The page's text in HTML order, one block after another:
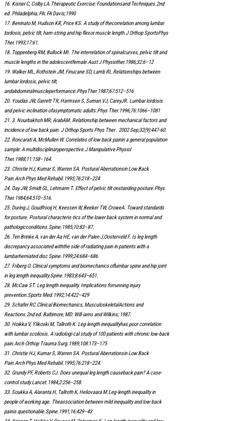
16. Kisner C, Colby LA.Therapeutic Exercise: Foundationsand Techniques.2nd
ed. Philadelphia, PA: FA Davis;1990
17. Beninato M, Hudson KR, Price KS. A study of thecorrelation among lumbar
lordosis, pelvic tilt, ham-string and hip flexor muscle length.J Orthop SportsPhys
Ther.1993;17:61.
18. Toppenberg RM, Bullock MI. The interrelation of spinalcurves, pelvic tilt and
muscle lengths in the adolescentfemale.Aust J Physiother.1986;32:6–12
19. Walker ML, Rothstein JM, Finucane SD, Lamb RL.Relationships between
lumbar lordosis, pelvic tilt,
andabdominalmuscleperformance.PhysTher.1987;67:512–516
20. Youdas JW, Garrett TR, Harmsen S, Suman VJ, CareyJR. Lumbar lordosis
and pelvic inclination ofasymptomatic adults.Phys Ther.1996;76:1066–1081
21. 3. Nourbakhsh MR, ArabAM. Relationship between mechanical factors and
incidence of low back pain. J Orthop Sports Phys Ther . 2002 Sep;32(9):447-60.
22. Roncarati A, McMullen W. Correlates of low back painin a general population
sample: A multidisciplinaryperspective.J Manipulative Physiol
Ther.1988;11:158–164.
23. Christie HJ, Kumar S, Warren SA. Postural Aberrationsin Low Back
Pain.Arch Phys Med Rehabil.1995;76:218–224
24. Day JW, Smidt GL, Lehmann T. Effect of pelvic tilt onstanding posture.Phys
Ther.1984;64:510–516.
25. During J, Goudfrooij H, Keessen W, Beeker TW, CroweA. Toward standards
for posture. Postural characteris-tics of the lower back system in normal and
pathologicconditions.Spine.1985;10:83–87.
26. Ten Brinke A, van der Aa HE, van der Palen J,Oosterveld F. Is leg length
discrepancy associated withthe side of radiating pain in patients with a
lumbarherniated disc Spine.1999;24:684–686.
27. Friberg O. Clinical symptoms and biomechanics oflumbar spine and hip joint
in leg length inequality.Spine.1983;8:643–651.
28. McCaw ST. Leg length inequality. Implications forrunning injury
prevention.Sports Med.1992;14:422–429
29. Schafer RC.Clinical Biomechanics, MusculoskeletalActions and
Reactions.2nd ed. Baltimore, MD: Will-iams and Wilkins; 1987.
30. Hoikka V, Ylikoski M, Tallroth K. Leg-length inequalityhas poor correlation
with lumbar scoliosis. A radiologi-cal study of 100 patients with chronic low-back
pain.Arch Orthop Trauma Surg.1989;108:173–175
31. Christie HJ, Kumar S, Warren SA. Postural Aberrationsin Low Back
Pain.Arch Phys Med Rehabil.1995;76:218–224.
32. Grundy PF, Roberts CJ. Does unequal leg length causeback pain? A case-
control study.Lancet.1984;2:256–258.
33. Soukka A, Alaranta H, Tallroth K, Heliovaara M.Leg-length inequality in
people of working age. Theassociation between mild inequality and low-back
painis questionable.Spine.1991;16:429–43